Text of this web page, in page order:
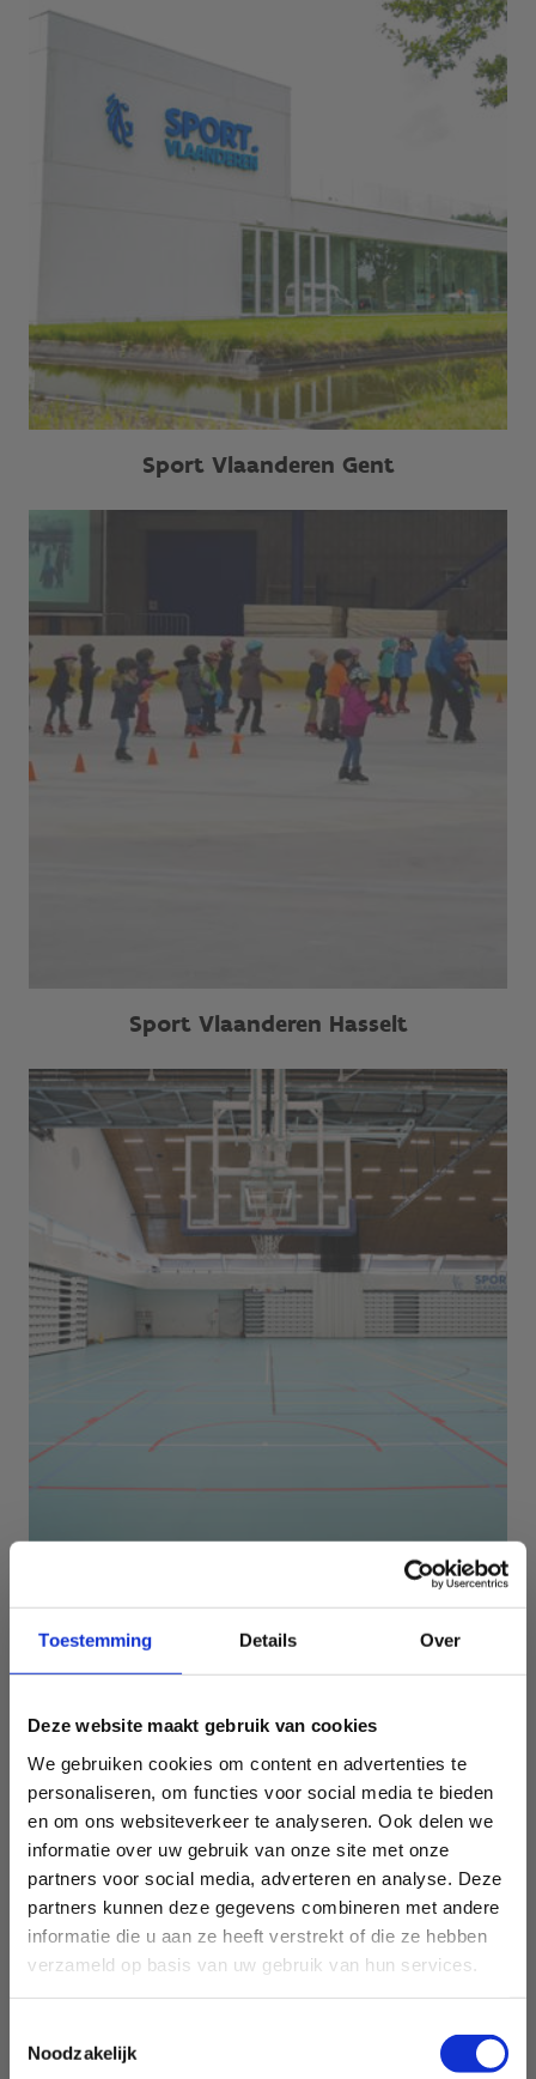
Toestemming Details Over
Deze website maakt gebruik van cookies
We gebruiken cookies om content en advertenties te
personaliseren, om functies voor social media te bieden
en om ons websiteverkeer te analyseren. Ook delen we
informatie over uw gebruik van onze site met onze
partners voor social media, adverteren en analyse. Deze
partners kunnen deze gegevens combineren met andere
informatie die u aan ze heeft verstrekt of die ze hebben
verzameld op basis van uw gebruik van hun services.
Noodzakelijk
Sport Vlaanderen Gent
Sport Vlaanderen Hasselt
Sport Vlaanderen Herentals